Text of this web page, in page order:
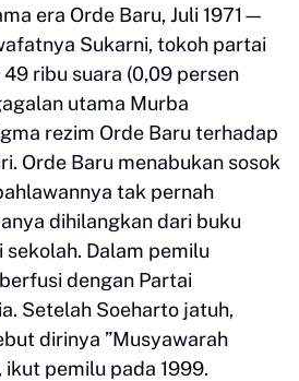
era Orde Baru, Juli 1971—
Sukarni, tokoh partai
ribu suara (0,09 persen
utama Murba
rezim Orde Baru terhadap
Orde Baru menabukan sosok
tak pernah
dihilangkan dari buku
Dalam pemilu
dengan Partai
Setelah Soeharto jatuh,
dirinya ”Musyawarah
ikut pemilu pada 1999.